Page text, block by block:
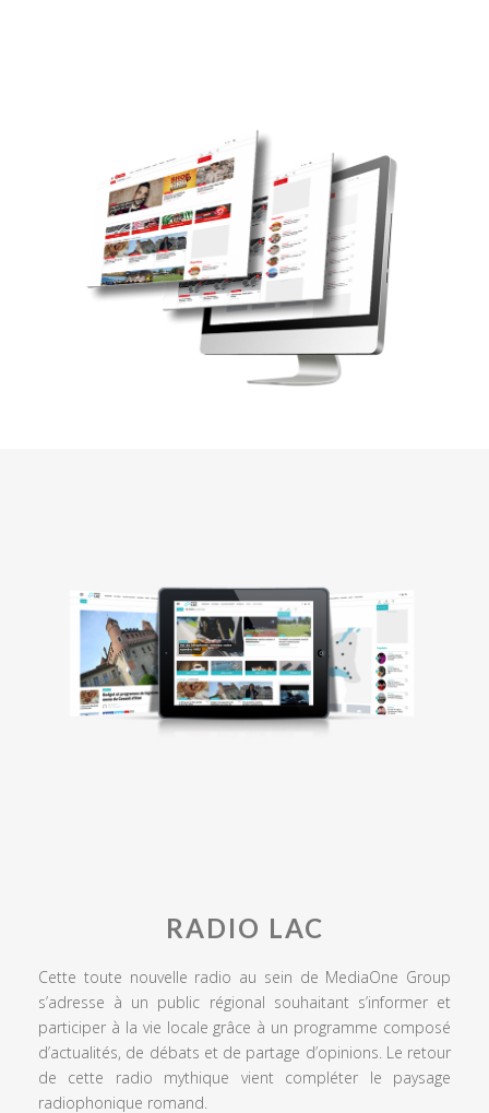
RADIO LAC
Cette toute nouvelle radio au sein de MediaOne Group
s’adresse à un public régional souhaitant s’informer et
participer à la vie locale grâce à un programme composé
d’actualités, de débats et de partage d’opinions. Le retour
de cette radio mythique vient compléter le paysage
radiophonique romand.